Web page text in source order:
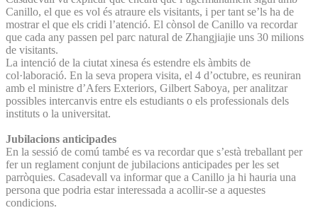
Canillo, el que es vol és atraure els visitants, i per tant se’ls ha de
mostrar el que els cridi l’atenció. El cònsol de Canillo va recordar
que cada any passen pel parc natural de Zhangjiajie uns 30 milions
de visitants.
La intenció de la ciutat xinesa és estendre els àmbits de
col·laboració. En la seva propera visita, el 4 d’octubre, es reuniran
amb el ministre d’Afers Exteriors, Gilbert Saboya, per analitzar
possibles intercanvis entre els estudiants o els professionals dels
instituts o la universitat.
Jubilacions anticipades
En la sessió de comú també es va recordar que s’està treballant per
fer un reglament conjunt de jubilacions anticipades per les set
parròquies. Casadevall va informar que a Canillo ja hi hauria una
persona que podria estar interessada a acollir-se a aquestes
condicions.